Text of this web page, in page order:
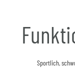
Sportlich,